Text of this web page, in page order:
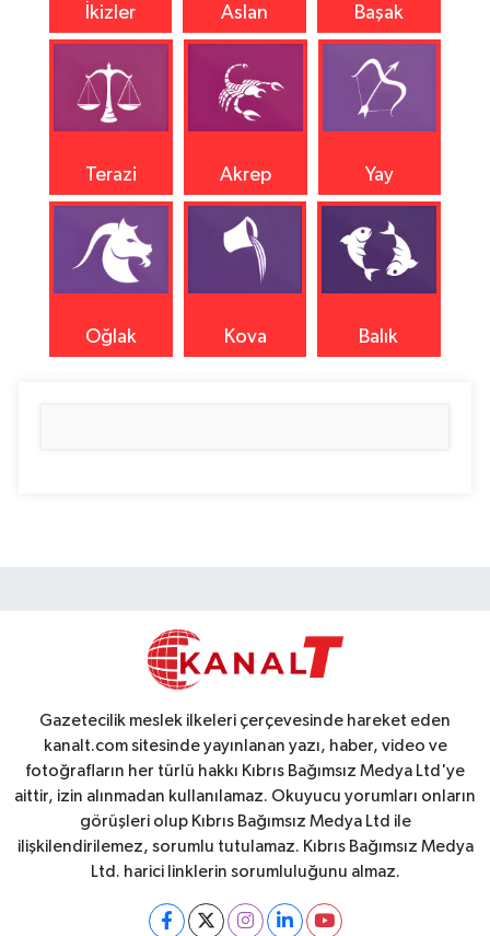
İkizler Aslan Başak
Terazi Akrep Yay
Oğlak Kova Balık
Gazetecilik meslek ilkeleri çerçevesinde hareket eden
kanalt.com sitesinde yayınlanan yazı, haber, video ve
fotoğrafların her türlü hakkı Kıbrıs Bağımsız Medya Ltd'ye
aittir, izin alınmadan kullanılamaz. Okuyucu yorumları onların
görüşleri olup Kıbrıs Bağımsız Medya Ltd ile
ilişkilendirilemez, sorumlu tutulamaz. Kıbrıs Bağımsız Medya
Ltd. harici linklerin sorumluluğunu almaz.